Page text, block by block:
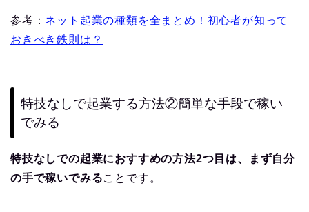
参考： ネット起業の種類を全まとめ！初心者が知って
おきべき鉄則は？
特技なしで起業する方法②簡単な手段で稼い
でみる
特技なしでの起業におすすめの方法2つ目は、まず自分
の手で稼いでみることです。